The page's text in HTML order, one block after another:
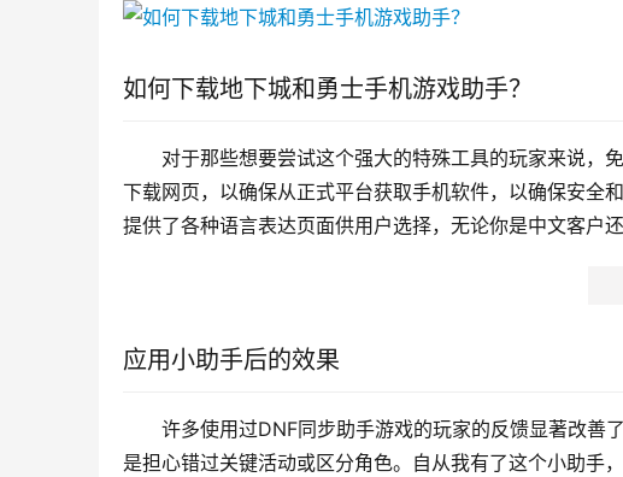
如何下载地下城和勇士手机游戏助手？
对于那些想要尝试这个强大的特殊工具的玩家来说，
下载网页，以确保从正式平台获取手机软件，以确保安全
提供了各种语言表达页面供用户选择，无论你是中文客户
应用小助手后的效果
许多使用过DNF同步助手游戏的玩家的反馈显著改善
是担心错过关键活动或区分角色。自从我有了这个小助手